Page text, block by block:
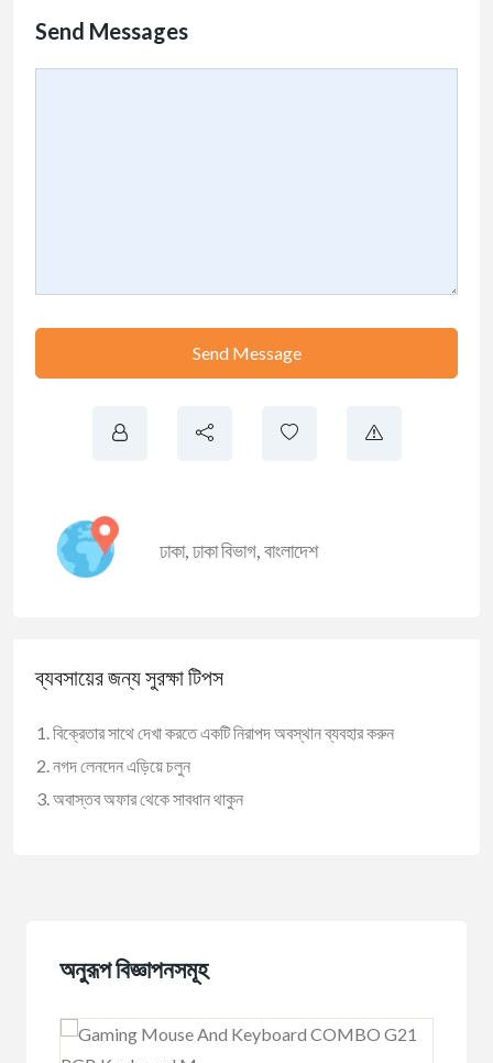
Send Messages
Send Message
ঢাকা,ঢাকা বিভাগ,বাংলাদেশ
ব্যবসায়ের জন্য সুরক্ষা টিপস
বিক্রেতার সাথে দেখা করতে একটি নিরাপদ অবস্থান ব্যবহার করুন
নগদ লেনদেন এড়িয়ে চলুন
অবাস্তব অফার থেকে সাবধান থাকুন
অনুরূপ বিজ্ঞাপনসমূহ